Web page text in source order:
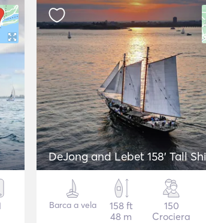
DeJong and Lebet 158' Tall
Barca a vela
158 ft
48 m
150
Crociera